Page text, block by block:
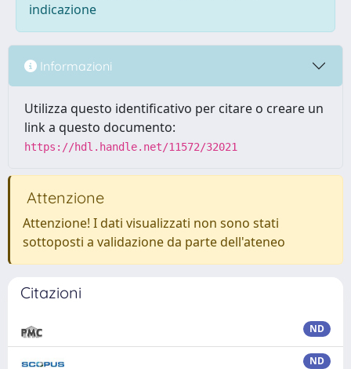
indicazione
Informazioni
Utilizza questo identificativo per citare o creare un
link a questo documento:
https://hdl.handle.net/11572/32021
Attenzione
Attenzione! I dati visualizzati non sono stati
sottoposti a validazione da parte dell'ateneo
Citazioni
ND
ND